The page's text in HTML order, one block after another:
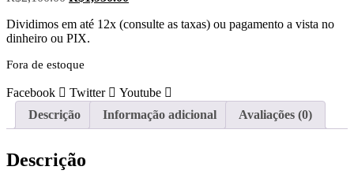
original
era:
atual
Dividimos em até 12x (consulte as taxas) ou pagamento a vista no
dinheiro ou PIX.
Fora de estoque
Facebook Twitter
Youtube
Descrição
Informação adicional Avaliações (0)
Descrição